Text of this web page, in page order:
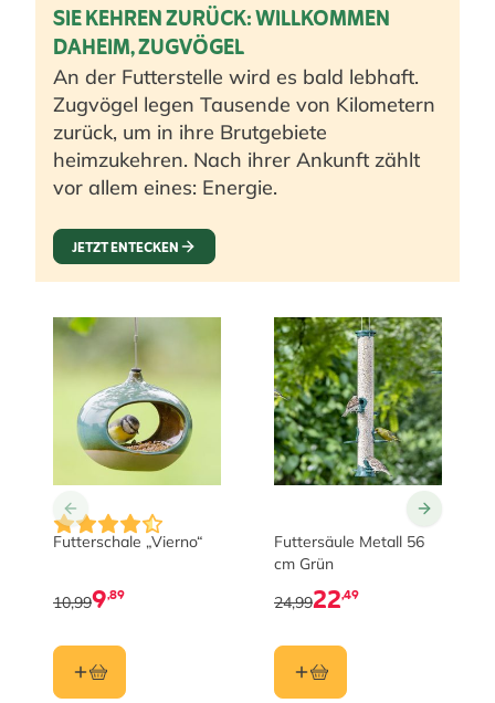
SIE KEHREN ZURÜCK: WILLKOMMEN
DAHEIM, ZUGVÖGEL
An der Futterstelle wird es bald lebhaft.
Zugvögel legen Tausende von Kilometern
zurück, um in ihre Brutgebiete
heimzukehren. Nach ihrer Ankunft zählt
vor allem eines: Energie.
JETZT ENTECKEN
Futterschale „Vierno“
9,89
10,99
Futtersäule Metall 56
cm Grün
22,49
24,99